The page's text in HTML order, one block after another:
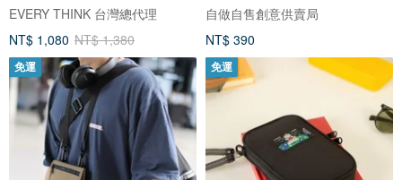
EVERY THINK 台灣總代理
NT$ 1,080 NT$ 1,380
自做自售創意供賣局
NT$ 390
免運 免運